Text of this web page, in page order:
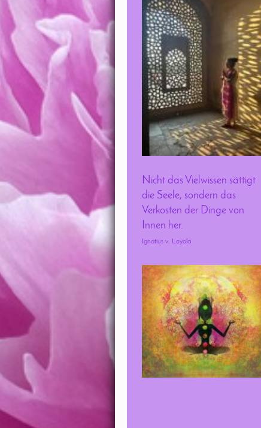
Nicht das Vielwissen sättigt
die Seele, sondern das
Verkosten der Dinge von
Innen her.
Ignatius v. Loyola